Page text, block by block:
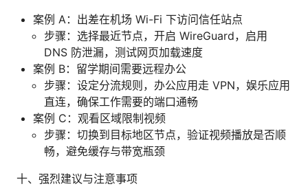
案例 A：出差在机场 Wi-Fi 下访问信任站点
步骤：选择最近节点，开启 WireGuard，启用
DNS 防泄漏，测试网页加载速度
案例 B：留学期间需要远程办公
步骤：设定分流规则，办公应用走 VPN，娱乐应用
直连，确保工作需要的端口通畅
案例 C：观看区域限制视频
步骤：切换到目标地区节点，验证视频播放是否顺
畅，避免缓存与带宽瓶颈
十、强烈建议与注意事项